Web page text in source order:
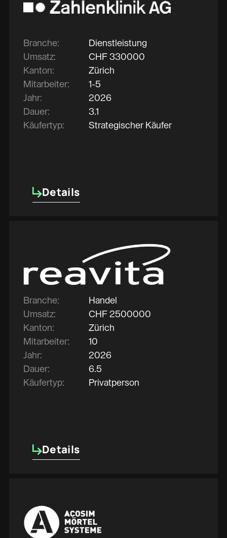
Branche:
Dienstleistung
Umsatz:
CHF 330000
Kanton:
Zürich
Mitarbeiter:
1-5
Jahr:
2026
Dauer:
3.1
Käufertyp:
Strategischer Käufer
Details
Details
Branche:
Handel
Umsatz:
CHF 2500000
Kanton:
Zürich
Mitarbeiter:
10
Jahr:
2026
Dauer:
6.5
Käufertyp:
Privatperson
Details
Details